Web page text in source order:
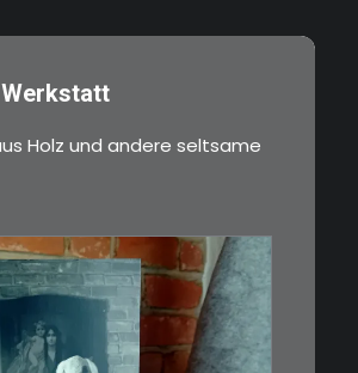
Holz und andere seltsame